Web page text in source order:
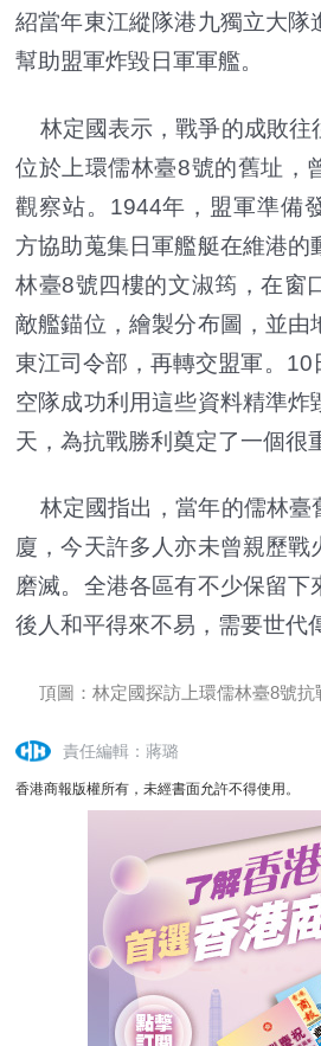
紹當年東江縱隊港九獨立大隊
幫助盟軍炸毀日軍軍艦。
林定國表示，戰爭的成敗往
位於上環儒林臺8號的舊址，
觀察站。1944年，盟軍準備
方協助蒐集日軍艦艇在維港的
林臺8號四樓的文淑筠，在窗
敵艦錨位，繪製分布圖，並由
東江司令部，再轉交盟軍。10
空隊成功利用這些資料精準炸
天，為抗戰勝利奠定了一個很
林定國指出，當年的儒林臺
廈，今天許多人亦未曾親歷戰
磨滅。全港各區有不少保留下
後人和平得來不易，需要世代
頂圖：林定國探訪上環儒林臺8號抗
責任編輯：蔣璐
香港商報版權所有，未經書面允許不得使用。